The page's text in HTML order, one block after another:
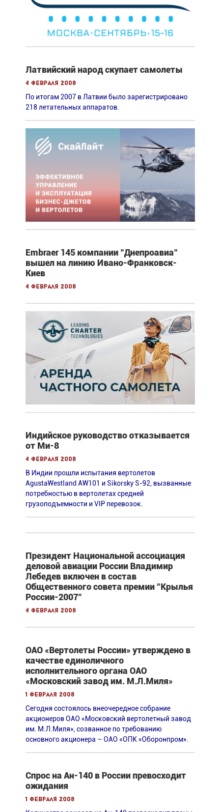
Латвийский народ скупает самолеты
4 февраля 2008
По итогам 2007 в Латвии было зарегистрировано
218 летательных аппаратов.
Embraer 145 компании "Днепроавиа"
вышел на линию Ивано-Франковск-
Киев
4 февраля 2008
Индийское руководство отказывается
от Ми-8
4 февраля 2008
В Индии прошли испытания вертолетов
AgustaWestland AW101 и Sikorsky S-92, вызванные
потребностью в вертолетах средней
грузоподъемности и VIP перевозок.
Президент Национальной ассоциация
деловой авиации России Владимир
Лебедев включен в состав
Общественного совета премии "Крылья
России-2007"
4 февраля 2008
ОАО «Вертолеты России» утверждено в
качестве единоличного
исполнительного органа ОАО
«Московский завод им. М.Л.Миля»
1 февраля 2008
Сегодня состоялось внеочередное собрание
акционеров ОАО «Московский вертолетный завод
им. М.Л.Миля», созванное по требованию
основного акционера – ОАО «ОПК «Оборонпром».
Спрос на Ан-140 в России превосходит
ожидания
1 февраля 2008